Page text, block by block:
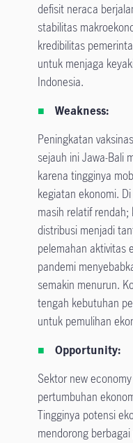
defisit neraca
stabilitas
kredibilitas
untuk menjaga
Indonesia.
Weakness:
Peningkatan
sejauh ini Jawa-Bali
karena tingginya
kegiatan ekonomi.
masih relatif rendah;
distribusi menjadi
pelemahan aktivitas
pandemi
semakin menurun.
tengah kebutuhan
untuk pemulihan
Opportunity:
Sektor new
pertumbuhan
Tingginya potensi
mendorong